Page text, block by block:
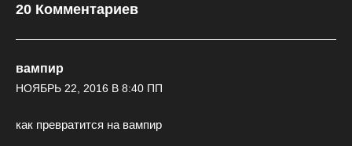
20 Комментариев
вампир
НОЯБРЬ 22, 2016 В 8:40 ПП
как превратится на вампир